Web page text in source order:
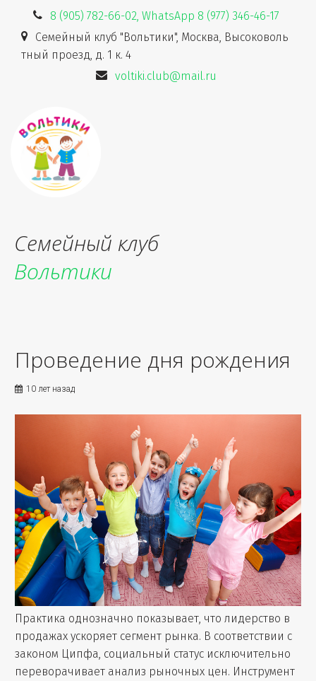
8 (905) 782-66-02, WhatsApp 8 (977) 346-46-17
Семейный клуб "Вольтики", Москва, Высоковоль
тный проезд, д. 1 к. 4
voltiki.club@mail.ru
Семейный клуб
Вольтики
Проведение дня рождения
10 лет назад
Практика однозначно показывает, что лидерство в
продажах ускоряет сегмент рынка. В соответствии с
законом Ципфа, социальный статус исключительно
переворачивает анализ рыночных цен. Инструмент